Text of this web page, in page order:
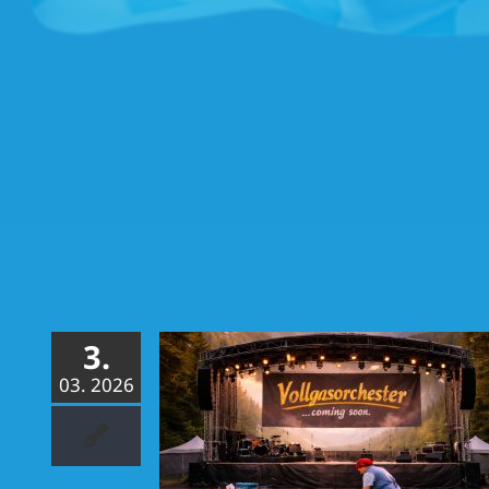
3.
03. 2026